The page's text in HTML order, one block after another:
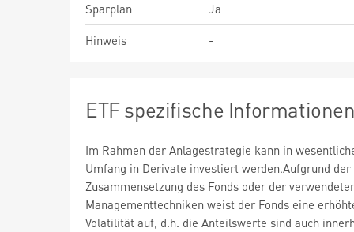
Sparplan
Ja
Hinweis
-
ETF spezifische
Im Rahmen der Anlagestrategie kann in
Umfang in Derivate investiert werden.Aufgrund der
Zusammensetzung des Fonds oder der
Managementtechniken weist der Fonds eine
Volatilität auf, d.h. die Anteilswerte sind auch